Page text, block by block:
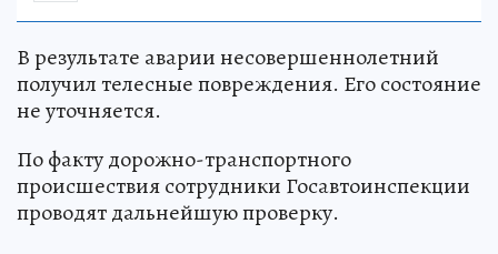
В результате аварии несовершеннолетний
получил телесные повреждения. Его состояние
не уточняется.
По факту дорожно-транспортного
происшествия сотрудники Госавтоинспекции
проводят дальнейшую проверку.